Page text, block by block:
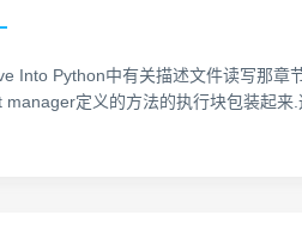
Into Python中有关描述文件读写那章
manager定义的方法的执行块包装起